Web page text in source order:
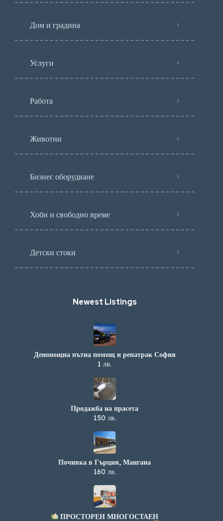
Дом и градина
Услуги
Работа
Животни
Бизнес оборудване
Хоби и свободно време
Детски стоки
Newest Listings​
Денонощна пътна помощ и репатрак София
1 лв.
Продажба на прасета
150 лв.
Почивка в Гърция, Мангана
160 лв.
ПРОСТОРЕН МНОГОСТАЕН